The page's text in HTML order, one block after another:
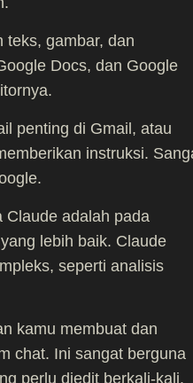
teks, gambar, dan
Docs, dan Google
penting di Gmail, atau
instruksi.
Claude adalah pada
lebih baik. Claude
seperti analisis
kamu membuat dan
chat. Ini sangat berguna
perlu diedit berkali-kali.